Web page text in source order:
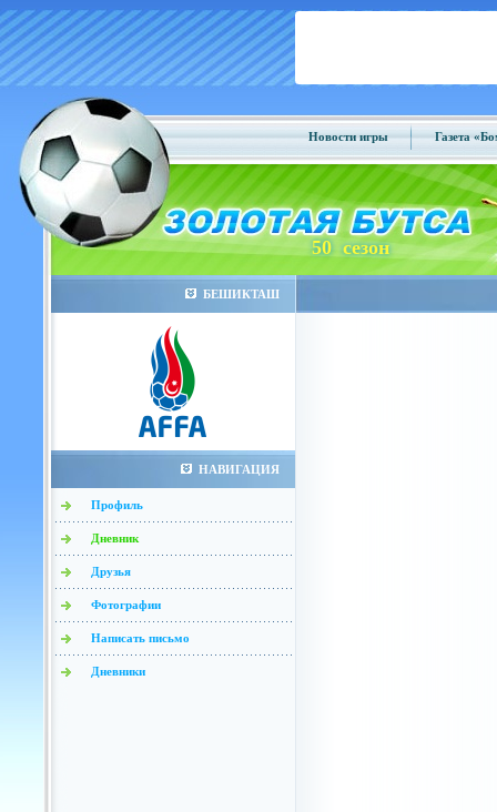
Новости игры Газета
50 сезон
БЕШИКТАШ
НАВИГАЦИЯ
Профиль
Дневник
Друзья
Фотографии
Написать письмо
Дневники